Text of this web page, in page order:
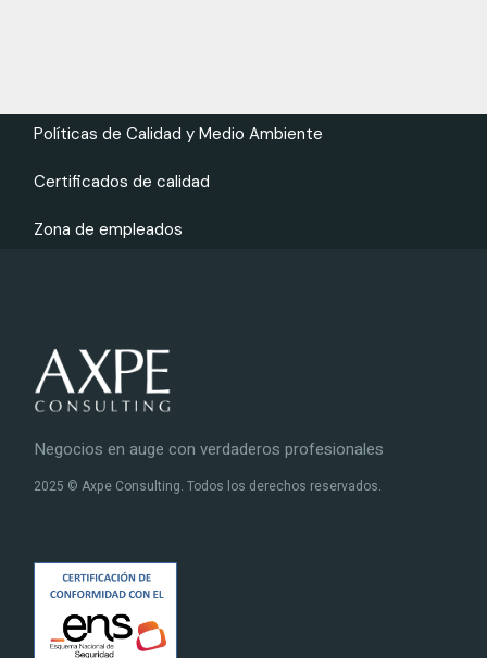
Políticas de Calidad y Medio Ambiente
Certificados de calidad
Zona de empleados
Negocios en auge con verdaderos profesionales
2025 © Axpe Consulting. Todos los derechos reservados.